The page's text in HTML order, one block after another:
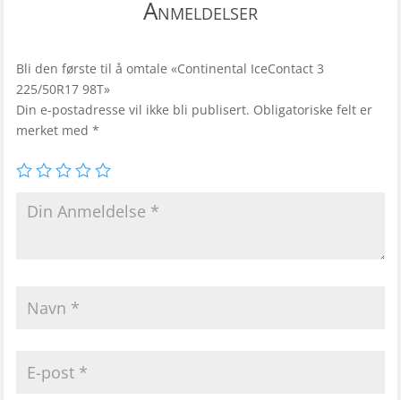
Anmeldelser
Bli den første til å omtale «Continental IceContact 3
225/50R17 98T»
Din e-postadresse vil ikke bli publisert. Obligatoriske felt er
merket med *